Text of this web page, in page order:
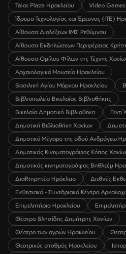
Talos Plaza Ηρακλείου
Video
Ίδρυμα Τεχνολογίας και Έρευνας (ΙΤΕ)
Αίθουσα Διαλέξεων ΙΜΣ Ρεθύμνου
Αίθουσα Εκδηλώσεων Περιφέρειας
Αίθουσα Ομίλου Φίλων της Τέχνης
Αρχαιολογικό Μουσείο Ηρακλείου
Βασιλική Αγίου Μάρκου Ηρακλείου
Βιβλιοπωλείο Βικελαίας Βιβλιοθήκης
Βικελαία Δημοτική Βιβλιοθήκη
Δημοτική Βιβλιοθήκη Χανίων
Δημοτικό Μέγαρο της οδού Ανδρόγεω
Δημοτικός Κινηματογράφος Κήπος
Δημοτικός κινηματογράφος Βηθλεέμ
ΔιαRτηρητέο Ηράκλειο
Διεθνές
Εκθεσιακό - Συνεδριακό Κέντρο
Επιμελητήριο Ηρακλείου
Θέατρο Βλησίδης Δημήτρης Χανίων
Θέατρο των αγρών Ηρακλείου
Θεατρικός σταθμός Ηρακλείου